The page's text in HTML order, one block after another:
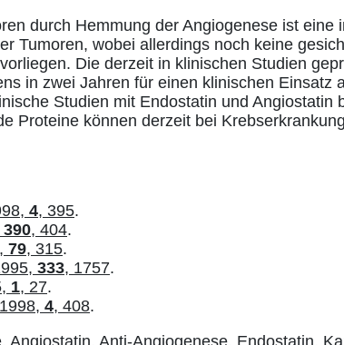
durch Hemmung der Angiogenese ist eine
Tumoren, wobei allerdings noch keine
Die derzeit in klinischen Studien
in zwei Jahren für einen klinischen Einsatz
Studien mit Endostatin und Angiostatin
Proteine können derzeit bei
4, 395.
390, 404.
79, 315.
333, 1757.
1, 27.
1998, 4, 408.
, Angiostatin, Anti-Angiogenese, Endostatin,